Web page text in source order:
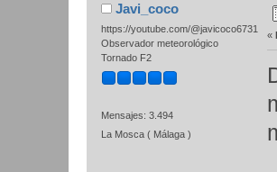
Javi_coco
https://youtube.com/@javicoco6731
Observador meteorológico
Tornado F2
Mensajes: 3.494
La Mosca ( Málaga )
«